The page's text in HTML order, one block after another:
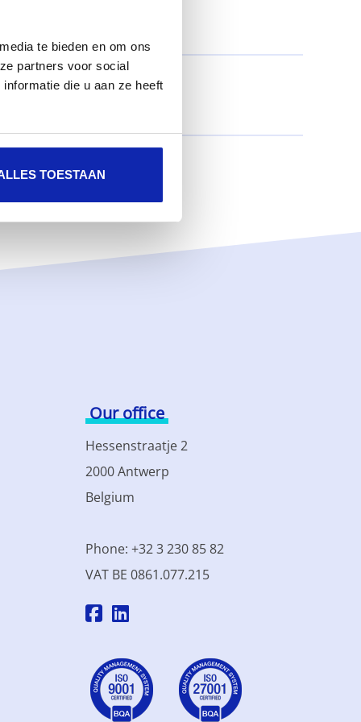
te bieden en om ons
partners voor social
die u aan ze heeft
TOESTAAN
Our office
Hessenstraatje 2
2000 Antwerp
Belgium
Phone: +32 3 230 85 82
VAT BE 0861.077.215